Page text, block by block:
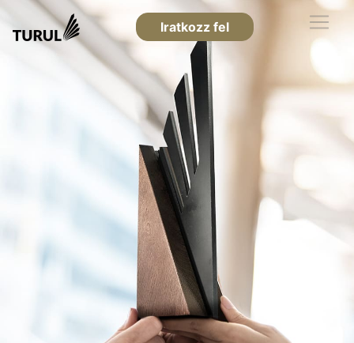
Iratkozz fel